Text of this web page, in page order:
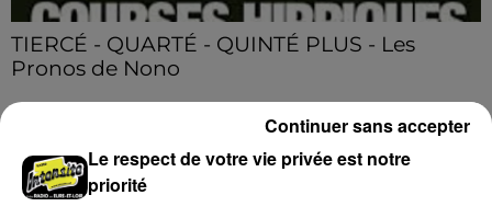
TIERCÉ - QUARTÉ - QUINTÉ PLUS - Les
Pronos de Nono
A LA UNE
Le respect de votre vie privée est notre
priorité
Continuer sans accepter